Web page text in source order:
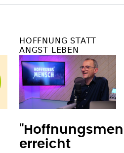
HOFFNUNG STATT
ANGST LEBEN
erreicht